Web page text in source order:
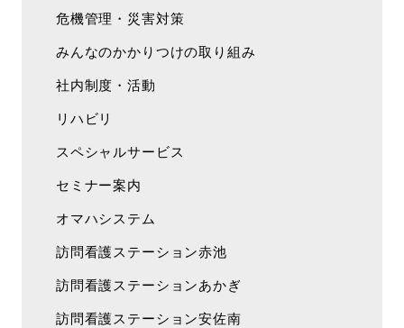
危機管理・災害対策
みんなのかかりつけの取り組み
社内制度・活動
リハビリ
スペシャルサービス
セミナー案内
オマハシステム
訪問看護ステーション赤池
訪問看護ステーションあかぎ
訪問看護ステーション安佐南